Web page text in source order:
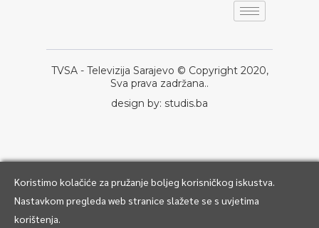
TVSA - Televizija Sarajevo © Copyright 2020,
Sva prava zadržana..
design by: studis.ba
Koristimo kolačiće za pružanje boljeg korisničkog iskustva.
Nastavkom pregleda web stranice slažete se s uvjetima
korištenja.